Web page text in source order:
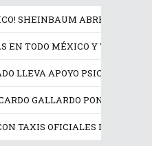
SHEINBAUM ABRE LA
EN TODO MÉXICO Y
LLEVA APOYO
GALLARDO PONE EN
TAXIS OFICIALES